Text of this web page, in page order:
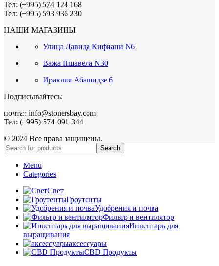
Тел: (+995) 574 124 168
Тел: (+995) 593 936 230
НАШИ МАГАЗИНЫ
Улица Давида Кифиани N6
Важа Пшавела N30
Ираклия Абашидзе 6
Подписывайтесь:
почта:: info@stonersbay.com
Тел: (+995)-574-091-344
© 2024 Все права защищены.
Search
Menu
Categories
Свет
Гроутенты
Удобрения и почва
Фильтр и вентилятор
Инвентарь для
выращивания
аксессуары
CBD Продукты